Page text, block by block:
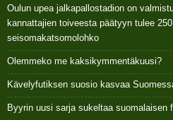
Oulun upea jalkapallostadion on
kannattajien toiveesta päätyyn tulee
seisomakatsomolohko
Olemmeko me kaksikymmentäkuusi?
Kävelyfutiksen suosio kasvaa
Byyrin uusi sarja sukeltaa suomalaisen